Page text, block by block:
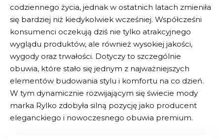
codziennego życia, jednak w ostatnich latach zmieniła
się bardziej niż kiedykolwiek wcześniej. Współcześni
konsumenci oczekują dziś nie tylko atrakcyjnego
wyglądu produktów, ale również wysokiej jakości,
wygody oraz trwałości. Dotyczy to szczególnie
obuwia, które stało się jednym z najważniejszych
elementów budowania stylu i komfortu na co dzień.
W tym dynamicznie rozwijającym się świecie mody
marka Rylko zdobyła silną pozycję jako producent
eleganckiego i nowoczesnego obuwia premium.